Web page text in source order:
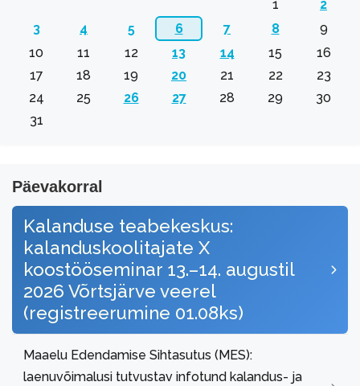
1
2
3
4 5 6 7 8
9
10
11 12 13 14 15
16
17
18 19 20 21 22
23
24
25 26 27 28 29
30
31
Päevakorral
Kalanduse teabekeskus:
kalanduskoolitajate X
koostööseminar 13.–14. augustil
2026 Võrtsjärve veerel
(registreerumine 01.08ks)
Maaelu Edendamise Sihtasutus (MES):
laenuvõimalusi tutvustav infotund kalandus- ja